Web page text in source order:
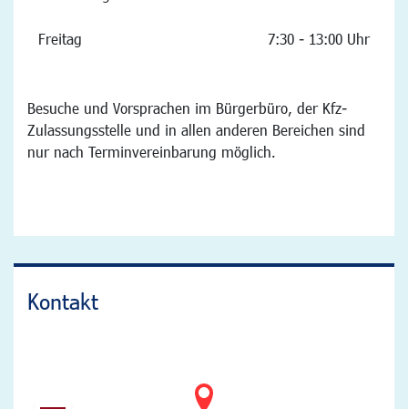
Freitag 7:30 - 13:00 Uhr
Besuche und Vorsprachen im Bürgerbüro, der Kfz-
Zulassungsstelle und in allen anderen Bereichen sind
nur nach Terminvereinbarung möglich.
Kontakt